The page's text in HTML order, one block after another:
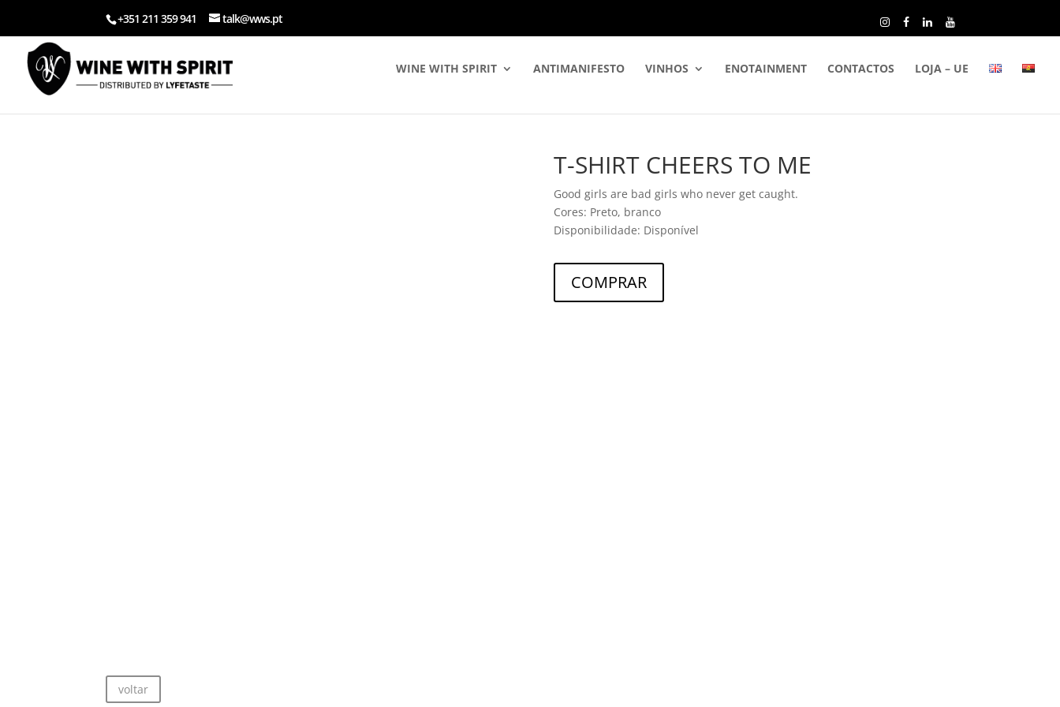
+351 211 359 941 talk@wws.pt
WINE WITH SPIRIT ANTIMANIFESTO VINHOS ENOTAINMENT CONTACTOS LOJA – UE
voltar
T-SHIRT CHEERS TO ME
Good girls are bad girls who never get caught.
Cores: Preto, branco
Disponibilidade: Disponível
COMPRAR